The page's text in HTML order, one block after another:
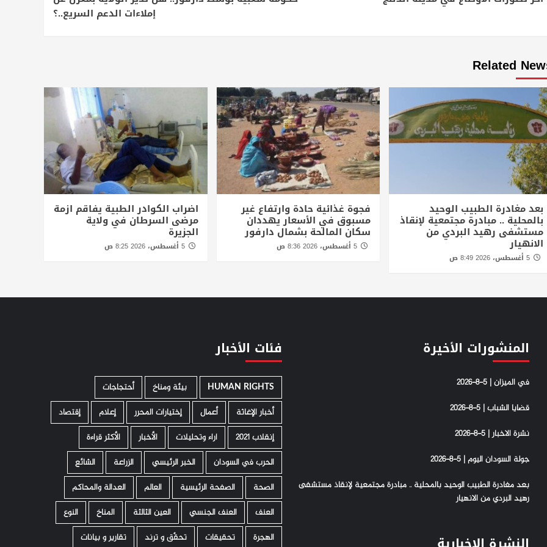
إملاءات الدعم السريع..؟
Related
بعد مغادرة الطبيب الوحيد
بالمحلية .. مبادرة مجتمعية لإنقاذ
مستشفى رهيد البردي من
الانهيار
5 أغسطس، 2026 8:49 ص
فجوة غذائية حادة وارتفاع غير
مسبوق في الأسعار يهددان
سكان المالحة بشمال دارفور
اضراب الكوادر الطبية يفاقم ازمة
مرضى السرطان في ولاية
الجزيرة
5 أغسطس، 2026 8:25 ص
المنشورات الأخيرة
في الميزان | 5-8-2026
قضايا الشباب | 5-8-2026
نشرة الاخبار | 5-8-2026
جولة السودان اليوم | 5-8-2026
بعد مغادرة الطبيب الوحيد بالمحلية .. مبادرة مجتمعية لإنقاذ مستشفى
رهيد البردي من الانهيار
فئات الأخبار
HUMAN RIGHTS ­ بيئة ومناخ
أحتجاجات
أخبار الإغاثة
أعمال إختيارات المحرر إعلام
إقتصاد
إنقلاب 2021
اراء وتحليلات الأخبار
الأكثر قراءة
الحرب في السودان
الخبر الرئيسي الزراعة
الشائع
الصحة
الصفحة الرئيسية العالم
العدالة والمحاكم
العنف
العنف الجنسي العين الثالثة المناخ
النوع
الهجرة
تحقيقات تحقّق و ترند تقارير و بيانات